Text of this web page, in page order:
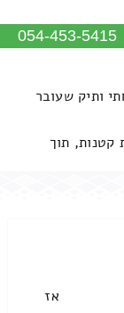
054-453-5415
ותיק שעובר
קטנות, תוך
אז